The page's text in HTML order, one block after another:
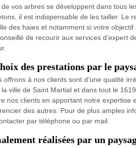
vos arbres se développent dans tous
il est indispensable de les tailler. Le
des haies et notamment si votre
de recourir aux services d’expert
des prestations par le
offrons à nos clients sont d’une qualité
ville de Saint Martial et dans tout le
nos clients en apportant notre
des autres. Pour de plus amples
par téléphone ou par mail.
réalisées par un